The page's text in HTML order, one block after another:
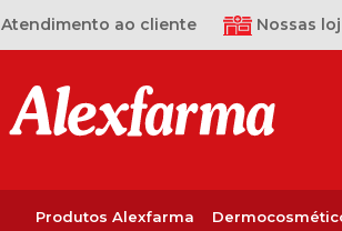
Atendimento ao cliente Nossas
Produtos Alexfarma